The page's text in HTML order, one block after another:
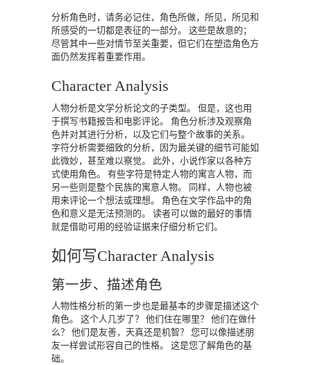
分析角色时，请务必记住，角色所做，所见，所见和
所感受的一切都是表征的一部分。
这些是故意的；
尽管其中一些对情节至关重要，但它们在塑造角色方
面仍然发挥着重要作用。
Character Analysis
人物分析是文学分析论文的子类型。
但是，这也用
于撰写书籍报告和电影评论。
角色分析涉及观察角
色并对其进行分析，以及它们与整个故事的关系。
字符分析需要细致的分析，因为最关键的细节可能如
此微妙，甚至难以察觉。
此外，小说作家以各种方
式使用角色。
有些字符是特定人物的寓言人物，而
另一些则是整个民族的寓意人物。
同样，人物也被
用来评论一个想法或理想。
角色在文学作品中的角
色和意义是无法预测的。
读者可以做的最好的事情
就是借助可用的经验证据来仔细分析它们。
如何写Character Analysis
第一步、描述角色
人物性格分析的第一步也是最基本的步骤是描述这个
角色。
这个人几岁了？ 他们住在哪里？ 他们在做什
么？ 他们是友善，天真还是机智？ 您可以像描述朋
友一样尝试形容自己的性格。
这是您了解角色的基
础。